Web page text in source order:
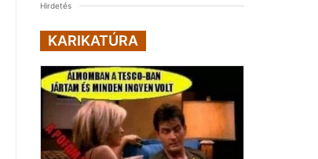
Hirdetés
KARIKATÚRA